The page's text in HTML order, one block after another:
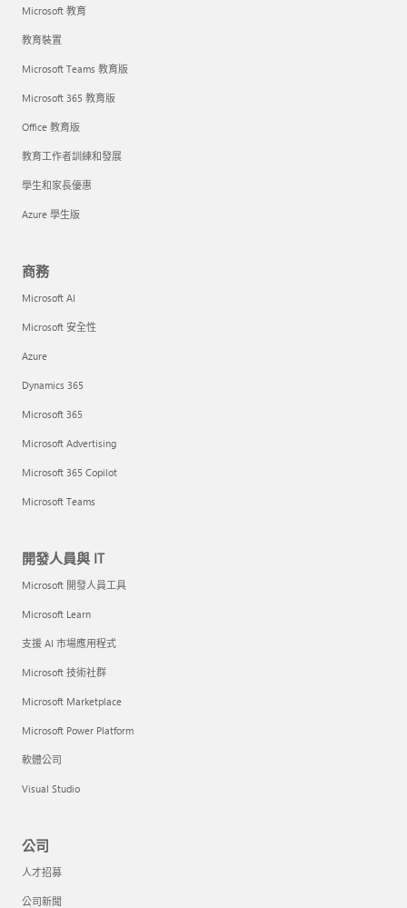
Microsoft 教育
教育裝置
Microsoft Teams 教育版
Microsoft 365 教育版
Office 教育版
教育工作者訓練和發展
學生和家長優惠
Azure 學生版
商務
Microsoft AI
Microsoft 安全性
Azure
Dynamics 365
Microsoft 365
Microsoft Advertising
Microsoft 365 Copilot
Microsoft Teams
開發人員與 IT
Microsoft 開發人員工具
Microsoft Learn
支援 AI 市場應用程式
Microsoft 技術社群
Microsoft Marketplace
Microsoft Power Platform
軟體公司
Visual Studio
公司
人才招募
公司新聞